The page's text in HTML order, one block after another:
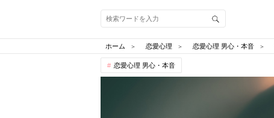
ホーム 恋愛心理 恋愛心理 男心・本音
恋愛心理 男心・本音